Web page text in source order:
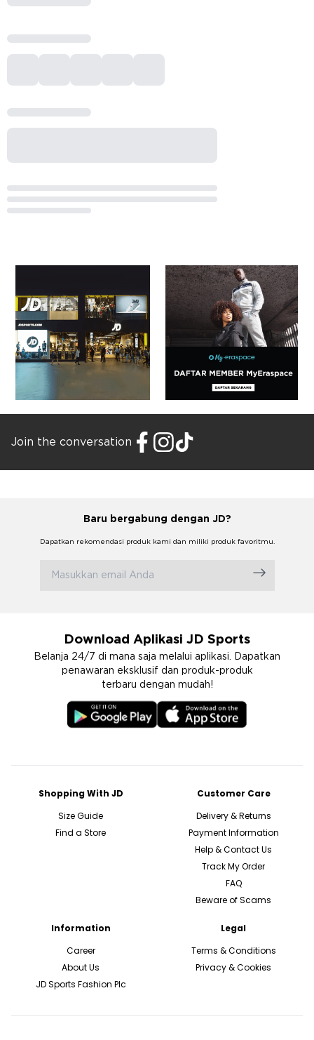
Join the conversation
Baru bergabung dengan JD?
Dapatkan rekomendasi produk kami dan miliki produk favoritmu.
Download Aplikasi JD Sports
Belanja 24/7 di mana saja melalui aplikasi. Dapatkan
penawaran eksklusif dan produk-produk
terbaru dengan mudah!
Shopping With JD
Size Guide
Find a Store
Customer Care
Delivery & Returns
Payment Information
Help & Contact Us
Track My Order
FAQ
Beware of Scams
Information
Career
About Us
JD Sports Fashion Plc
Legal
Terms & Conditions
Privacy & Cookies